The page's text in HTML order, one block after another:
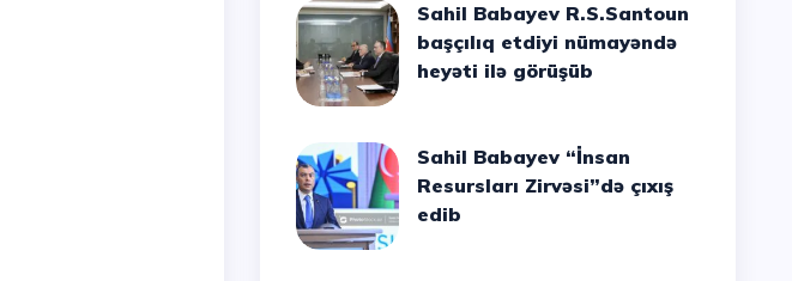
Sahil Babayev R.S.Santoun
başçılıq etdiyi nümayəndə
heyəti ilə görüşüb
Sahil Babayev “İnsan
Resursları Zirvəsi”də çıxış
edib